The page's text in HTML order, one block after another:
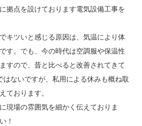
拠点を設けております電気設備工事を
キツいと感じる原因は、気温により体
す。でも、今の時代は空調服や保温性
すので、昔と比べると改善されてきて
はないですが、私用による休みも概ね取
ております。
現場の雰囲気を細かく伝えておりま
！